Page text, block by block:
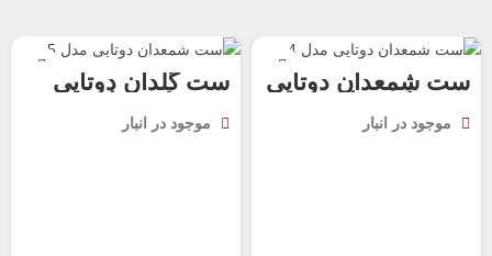
ست شمعدان دوتایی
روستیک مدل 2
موجود در انبار
ست گلدان دوتایی
روستیک مدل 4
موجود در انبار